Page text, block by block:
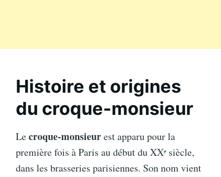
Histoire et origines
du croque-monsieur
Lecroque-monsieurest apparu pour la
première fois à Paris au début du XXᵉ siècle,
dans les brasseries parisiennes. Son nom vient